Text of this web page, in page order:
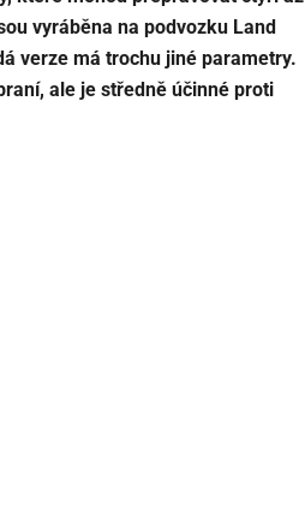
vyráběna na podvozku Land
verze má trochu jiné parametry.
ale je středně účinné proti